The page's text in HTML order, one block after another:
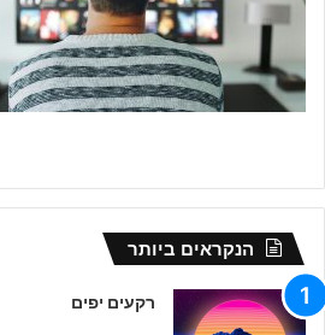
הנקראים ביותר
רקעים יפים